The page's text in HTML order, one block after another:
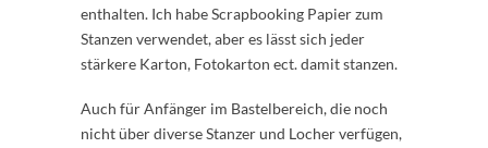
enthalten. Ich habe Scrapbooking Papier zum
Stanzen verwendet, aber es lässt sich jeder
stärkere Karton, Fotokarton ect. damit stanzen.
Auch für Anfänger im Bastelbereich, die noch
nicht über diverse Stanzer und Locher verfügen,